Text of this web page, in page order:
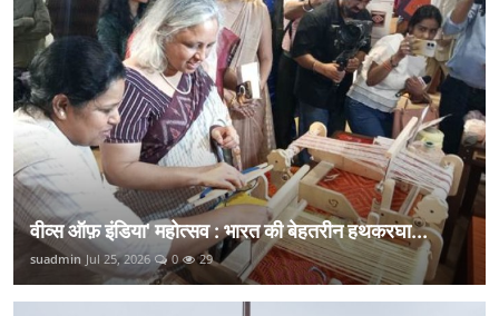
वीव्स ऑफ़ इंडिया' महोत्सव : भारत की बेहतरीन हथकरघा...
suadmin Jul 25, 2026 0 29